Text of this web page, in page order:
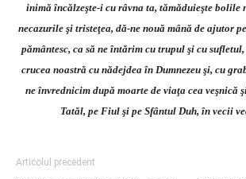
inimă încălzeşte-i cu râvna ta, tămăduieşte bolile
necazurile şi tristeţea, dă-ne nouă mână de ajutor
pământesc, ca să ne întărim cu trupul şi cu
crucea noastră cu nădejdea în Dumnezeu şi, cu
ne învrednicim după moarte de viaţa cea veşnică
Tatăl, pe Fiul şi pe Sfântul Duh, în vecii
Articolul precedent